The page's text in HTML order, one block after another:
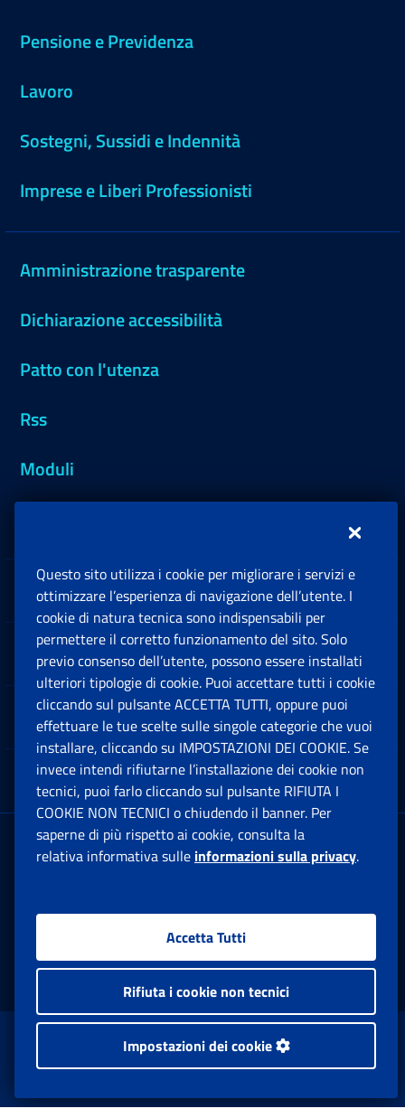
Pensione e Previdenza
Lavoro
Sostegni, Sussidi e Indennità
Imprese e Liberi Professionisti
Amministrazione trasparente
Dichiarazione accessibilità
Patto con l'utenza
Rss
Moduli
Sedi e Contatti
Software
Note Legali
App mobile
Sede Legale : Via Ciro il Grande, 21
00144 Roma
Facebook: Apre una nuova finestra
Twitter: Apre una nuova finestra
Whatsapp: Apre una nuova
Youtube: Apre una
Instagram:
www.inps.gov.it © 1997-2026
Istituto Nazionale Previdenza Sociale.
Questo sito utilizza i cookie per migliorare i servizi e
ottimizzare l’esperienza di navigazione dell’utente. I
cookie di natura tecnica sono indispensabili per
permettere il corretto funzionamento del sito. Solo
previo consenso dell’utente, possono essere installati
ulteriori tipologie di cookie. Puoi accettare tutti i cookie
cliccando sul pulsante ACCETTA TUTTI, oppure puoi
effettuare le tue scelte sulle singole categorie che vuoi
installare, cliccando su IMPOSTAZIONI DEI COOKIE. Se
invece intendi rifiutarne l’installazione dei cookie non
tecnici, puoi farlo cliccando sul pulsante RIFIUTA I
COOKIE NON TECNICI o chiudendo il banner. Per
saperne di più rispetto ai cookie, consulta la
relativa informativa sulle informazioni sulla privacy.
Accetta Tutti
Rifiuta i cookie non tecnici
Impostazioni dei cookie